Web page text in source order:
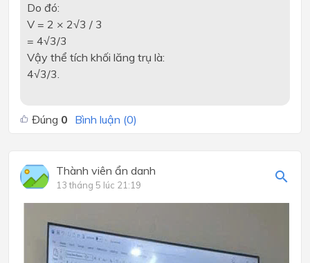
Do đó:
V = 2 × 2√3 / 3
= 4√3/3
Vậy thể tích khối lăng trụ là:
4√3/3.
Đúng 0 Bình luận (0)
Thành viên ẩn danh
13 tháng 5 lúc 21:19